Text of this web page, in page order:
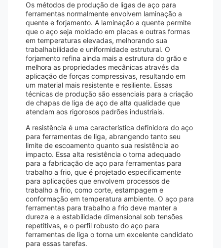
Os métodos de produção de ligas de aço para
ferramentas normalmente envolvem laminação a
quente e forjamento. A laminação a quente permite
que o aço seja moldado em placas e outras formas
em temperaturas elevadas, melhorando sua
trabalhabilidade e uniformidade estrutural. O
forjamento refina ainda mais a estrutura do grão e
melhora as propriedades mecânicas através da
aplicação de forças compressivas, resultando em
um material mais resistente e resiliente. Essas
técnicas de produção são essenciais para a criação
de chapas de liga de aço de alta qualidade que
atendam aos rigorosos padrões industriais.
A resistência é uma característica definidora do aço
para ferramentas de liga, abrangendo tanto seu
limite de escoamento quanto sua resistência ao
impacto. Essa alta resistência o torna adequado
para a fabricação de aço para ferramentas para
trabalho a frio, que é projetado especificamente
para aplicações que envolvem processos de
trabalho a frio, como corte, estampagem e
conformação em temperatura ambiente. O aço para
ferramentas para trabalho a frio deve manter a
dureza e a estabilidade dimensional sob tensões
repetitivas, e o perfil robusto do aço para
ferramentas de liga o torna um excelente candidato
para essas tarefas.